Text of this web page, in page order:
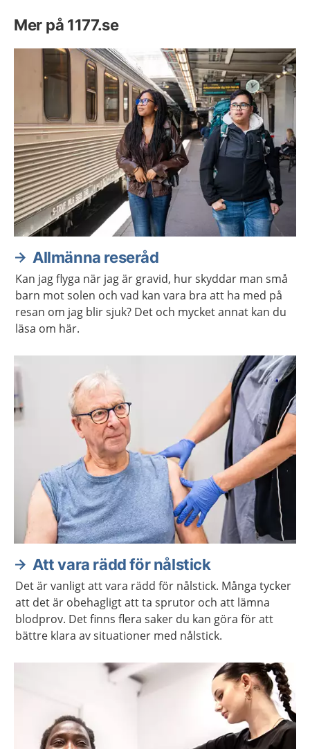
Mer på 1177.se
Allmänna reseråd
Kan jag flyga när jag är gravid, hur skyddar man små
barn mot solen och vad kan vara bra att ha med på
resan om jag blir sjuk? Det och mycket annat kan du
läsa om här.
Att vara rädd för nålstick
Det är vanligt att vara rädd för nålstick. Många tycker
att det är obehagligt att ta sprutor och att lämna
blodprov. Det finns flera saker du kan göra för att
bättre klara av situationer med nålstick.